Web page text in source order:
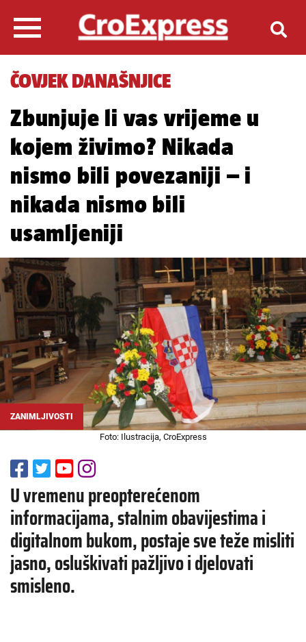
ČOVJEK DANAŠNJICE
Zbunjuje li vas vrijeme u
kojem živimo? Nikada
nismo bili povezaniji – i
nikada nismo bili
usamljeniji
ZANIMLJIVOSTI
Foto: Ilustracija, CroExpress
U vremenu preopterećenom
informacijama, stalnim obavijestima i
digitalnom bukom, postaje sve teže misliti
jasno, osluškivati pažljivo i djelovati
smisleno.